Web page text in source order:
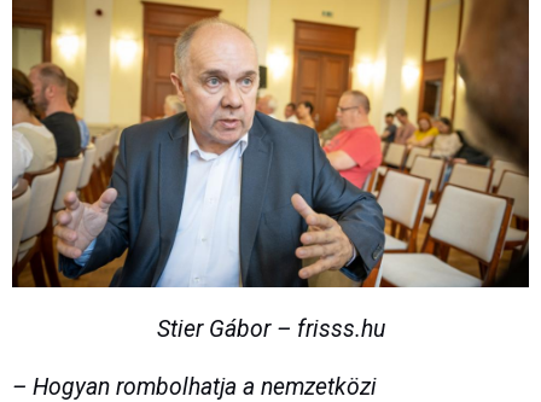
Stier Gábor – frisss.hu
– Hogyan rombolhatja a nemzetközi